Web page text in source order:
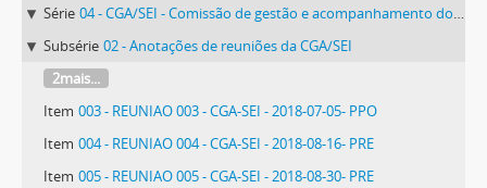
Série 04 - CGA/SEI - Comissão de gestão e acompanhamento do Sistema Eletrônico de Informações
Subsérie 02 - Anotações de reuniões da CGA/SEI
2mais...
Item 003 - REUNIAO 003 - CGA-SEI - 2018-07-05- PPO
Item 004 - REUNIAO 004 - CGA-SEI - 2018-08-16- PRE
Item 005 - REUNIAO 005 - CGA-SEI - 2018-08-30- PRE